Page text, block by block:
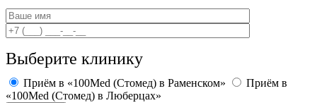
Выберите клинику
Приём в «100Med (Стомед) в Раменском»
Приём в
«100Med (Стомед) в Люберцах»